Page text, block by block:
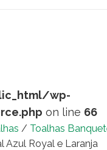
wp-
on line 66
/ Toalhas
Azul Royal e Laranja